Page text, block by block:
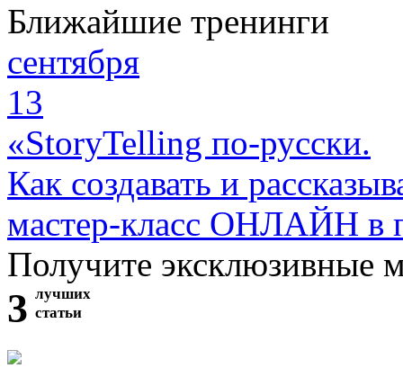
Ближайшие тренинги
сентября
13
«StoryTelling по-русски.
Как создавать и
мастер-класс ОНЛАЙН в
Получите эксклюзивные
3 лучших
статьи